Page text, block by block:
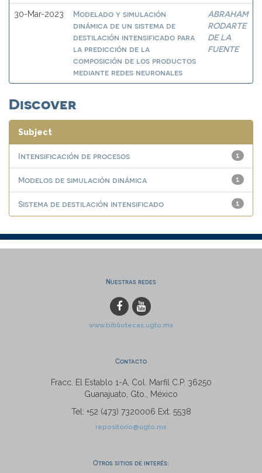
30-Mar-2023
Modelado y simulación
dinámica de un sistema de
destilación intensificado para
la predicción de la
composición de los productos
mediante redes neuronales
ABRAHAM
RODARTE
DE LA
FUENTE
Discover
Subject
1
Intensificación de procesos
1
Modelos de simulación dinámica
1
Sistema de destilación intensificado
Nuestras redes
www.bibliotecas.ugto.mx
Contacto
Fracc. El Establo 1-A, Col. Marfil C.P. 36250
Guanajuato, Gto., México
Tel: +52 (473) 7320006 Ext. 5538
repositorio@ugto.mx
Otros sitios de interés: